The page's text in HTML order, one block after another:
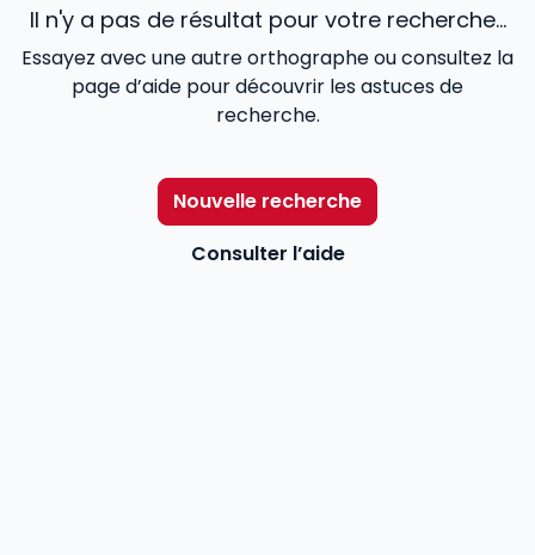
Il n'y a pas de résultat pour votre recherche...
Essayez avec une autre orthographe ou consultez la
page d’aide pour découvrir les astuces de
recherche.
Nouvelle recherche
Consulter l’aide